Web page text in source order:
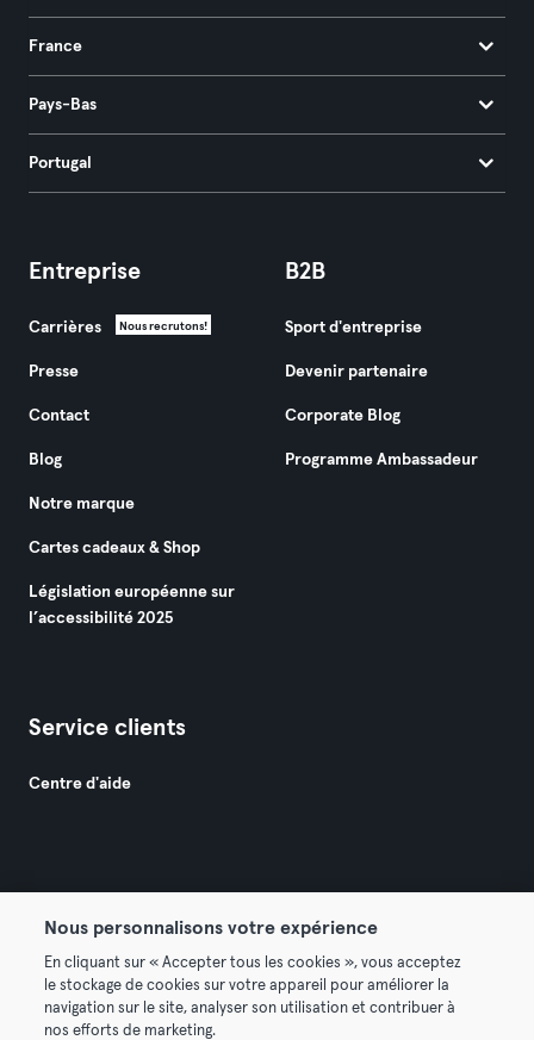
France
Pays-Bas
Portugal
Entreprise
Carrières Nous recrutons!
Presse
Contact
Blog
Notre marque
Cartes cadeaux & Shop
Législation européenne sur
l’accessibilité 2025
B2B
Sport d'entreprise
Devenir partenaire
Corporate Blog
Programme Ambassadeur
Service clients
Centre d'aide
Conditions générales Politique de confidentialité
Mentions légales Résilier les contrats ici
Nous personnalisons votre expérience
En cliquant sur « Accepter tous les cookies », vous acceptez
le stockage de cookies sur votre appareil pour améliorer la
navigation sur le site, analyser son utilisation et contribuer à
nos efforts de marketing.